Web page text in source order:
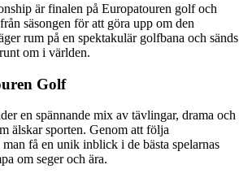
är finalen på Europatouren golf och
säsongen för att göra upp om den
rum på en spektakulär golfbana och sänds
om i världen.
Golf
en spännande mix av tävlingar, drama och
älskar sporten. Genom att följa
få en unik inblick i de bästa spelarnas
om seger och ära.